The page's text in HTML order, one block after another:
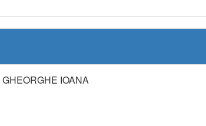
GHEORGHE IOANA